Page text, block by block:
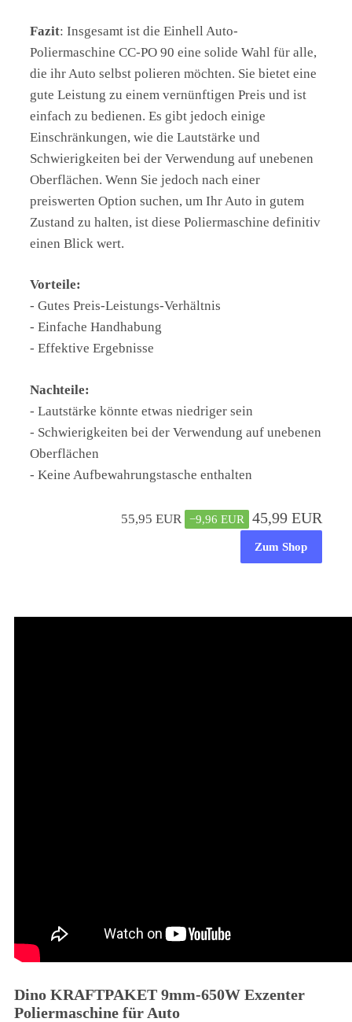
Fazit: Insgesamt ist die Einhell Auto-
Poliermaschine CC-PO 90 eine solide Wahl für alle,
die ihr Auto selbst polieren möchten. Sie bietet eine
gute Leistung zu einem vernünftigen Preis und ist
einfach zu bedienen. Es gibt jedoch einige
Einschränkungen, wie die Lautstärke und
Schwierigkeiten bei der Verwendung auf unebenen
Oberflächen. Wenn Sie jedoch nach einer
preiswerten Option suchen, um Ihr Auto in gutem
Zustand zu halten, ist diese Poliermaschine definitiv
einen Blick wert.
Vorteile:
- Gutes Preis-Leistungs-Verhältnis
- Einfache Handhabung
- Effektive Ergebnisse
Nachteile:
- Lautstärke könnte etwas niedriger sein
- Schwierigkeiten bei der Verwendung auf unebenen
Oberflächen
- Keine Aufbewahrungstasche enthalten
55,95 EUR −9,96 EUR 45,99 EUR
Zum Shop
Dino KRAFTPAKET 9mm-650W Exzenter
Poliermaschine für Auto